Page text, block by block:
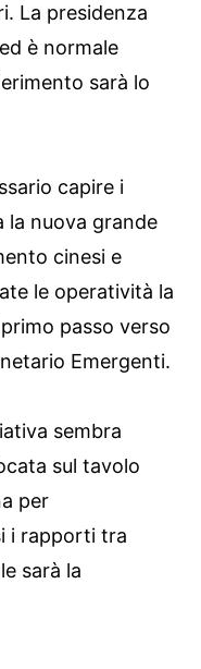
La presidenza
è normale
sarà lo
capire i
la nuova grande
cinesi e
le operatività la
passo verso
Emergenti.
sembra
sul tavolo
per
i rapporti tra
sarà la